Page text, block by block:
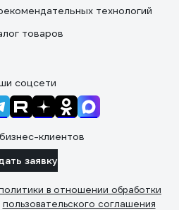
технологий
товаров
соцсети
клиентов
заявку
в отношении обработки
пользовательского соглашения